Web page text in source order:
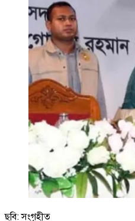
ছবি: সংগৃহীত